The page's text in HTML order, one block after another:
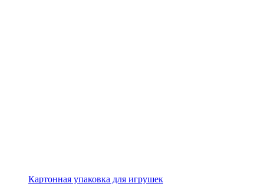
Картонная упаковка для игрушек